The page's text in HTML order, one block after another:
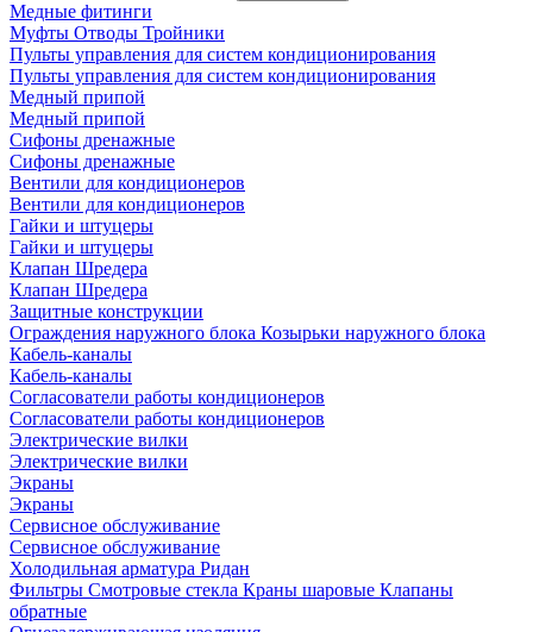
Медные фитинги
Муфты Отводы Тройники
Пульты управления для систем кондиционирования
Пульты управления для систем кондиционирования
Медный припой
Медный припой
Сифоны дренажные
Сифоны дренажные
Вентили для кондиционеров
Вентили для кондиционеров
Гайки и штуцеры
Гайки и штуцеры
Клапан Шредера
Клапан Шредера
Защитные конструкции
Ограждения наружного блока Козырьки наружного блока
Кабель-каналы
Кабель-каналы
Согласователи работы кондиционеров
Согласователи работы кондиционеров
Электрические вилки
Электрические вилки
Экраны
Экраны
Сервисное обслуживание
Сервисное обслуживание
Холодильная арматура Ридан
Фильтры Смотровые стекла Краны шаровые Клапаны
обратные